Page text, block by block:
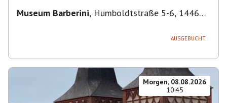
Museum Barberini, Humboldtstraße 5-6, 14467
AUSGEBUCHT
Morgen, 08.08.2026
10:45